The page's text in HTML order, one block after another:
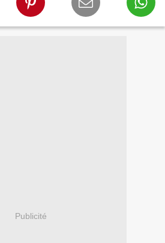
Publicité